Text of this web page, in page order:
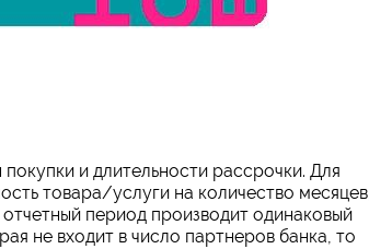
и длительности рассрочки. Для
товара/услуги на количество
период производит одинаковый
не входит в число партнеров банка, то